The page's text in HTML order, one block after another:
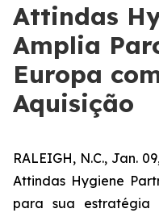
Attindas
Amplia
Europa
Aquisição
RALEIGH, N.C., Jan.
Attindas Hygiene
para sua estratégia